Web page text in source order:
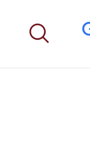
contenu